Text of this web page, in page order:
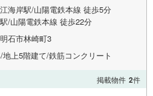
海岸駅/山陽電鉄本線 徒歩5分
/山陽電鉄本線 徒歩22分
石市林崎町3
地上5階建て/鉄筋コンクリート
掲載物件 2件